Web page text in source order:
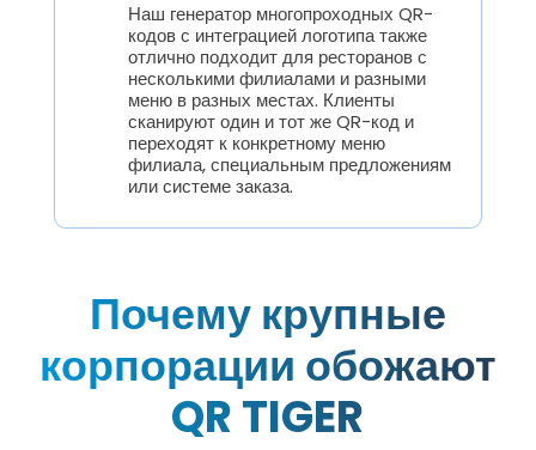
Наш генератор многопроходных QR-
кодов с интеграцией логотипа также
отлично подходит для ресторанов с
несколькими филиалами и разными
меню в разных местах. Клиенты
сканируют один и тот же QR-код и
переходят к конкретному меню
филиала, специальным предложениям
или системе заказа.
Почему крупные
корпорации обожают
QR TIGER